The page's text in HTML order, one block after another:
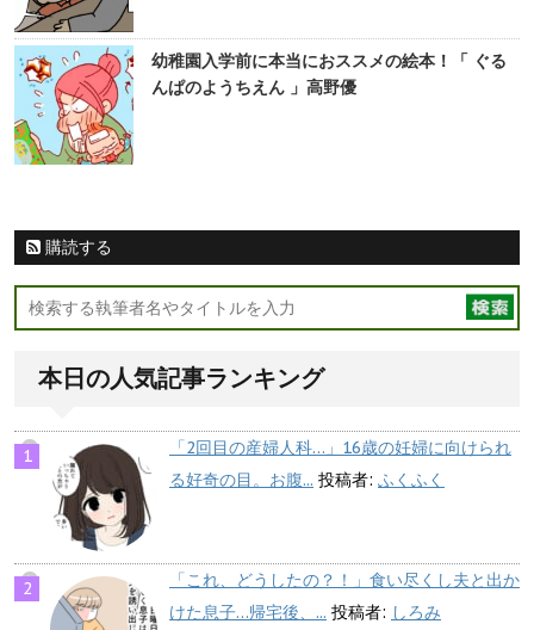
幼稚園入学前に本当におススメの絵本！「 ぐる
んぱのようちえん 」高野優
購読する
本日の人気記事ランキング
「2回目の産婦人科…」16歳の妊婦に向けられ
る好奇の目。お腹... 投稿者: ふくふく
「これ、どうしたの？！」食い尽くし夫と出か
けた息子…帰宅後、... 投稿者: しろみ